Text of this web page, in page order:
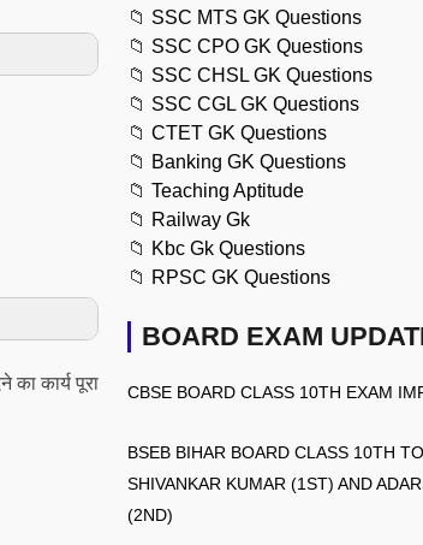
का कार्य पूरा
📁 SSC MTS GK Questions
📁 SSC CPO GK Questions
📁 SSC CHSL GK Questions
📁 SSC CGL GK Questions
📁 CTET GK Questions
📁 Banking GK Questions
📁 Teaching Aptitude
📁 Railway Gk
📁 Kbc Gk Questions
📁 RPSC GK Questions
BOARD EXAM
CBSE BOARD CLASS 10TH EXAM
BSEB BIHAR BOARD CLASS 10TH
SHIVANKAR KUMAR (1ST) AND
(2ND)